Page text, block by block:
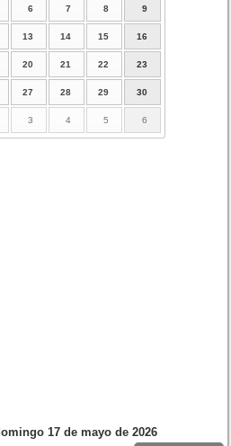
6 7 8 9
13 14 15 16
20 21 22 23
27 28 29 30
3 4 5 6
17 de mayo de 2026